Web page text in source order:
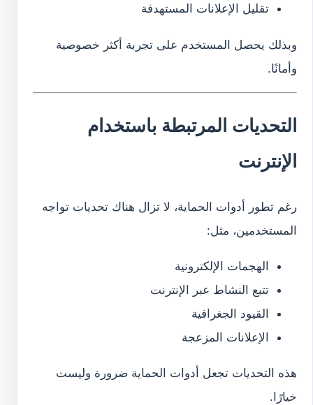
تقليل الإعلانات المستهدفة
وبذلك يحصل المستخدم على تجربة أكثر خصوصية
وأمانًا.
التحديات المرتبطة باستخدام
الإنترنت
رغم تطور أدوات الحماية، لا تزال هناك تحديات تواجه
المستخدمين، مثل:
الهجمات الإلكترونية
تتبع النشاط عبر الإنترنت
القيود الجغرافية
الإعلانات المزعجة
هذه التحديات تجعل أدوات الحماية ضرورة وليست
خيارًا.